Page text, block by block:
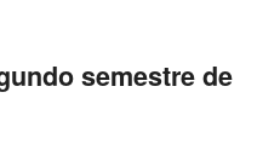
semestre de